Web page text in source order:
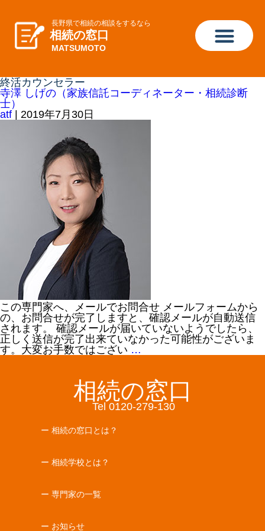
長野県で相続の相談をするなら
相続の窓口
MATSUMOTO
終活カウンセラー
寺澤 しげの（家族信託コーディネーター・相続診断
士）
atf
2019年7月30日
この専門家へ、メールでお問合せ メールフォームから
の、お問合せが完了しますと、確認メールが自動送信
されます。 確認メールが届いていないようでしたら、
正しく送信が完了出来ていなかった可能性がございま
す。大変お手数ではござい …
相続の窓口
Tel 0120-279-130
ー 相続の窓口とは？
ー 相続学校とは？
ー 専門家の一覧
ー お知らせ